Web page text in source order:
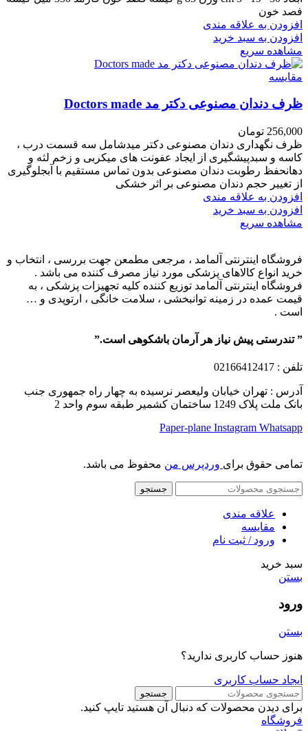
فصد خون
افزودن به علاقه مندی
افزودن به سبد خرید
مشاهده سریع
مقایسه
ظرف دندان مصنوعی دکتر مد Doctors made
256,000 تومان
ظرف نگهداری دندان مصنوعی دکتر میدشامل سه قسمت درب ،
کاسه و سبدپیشگیری از ایجاد عفونت های میکربی و زخم لثه و
دهانحفظ رطوبت دندان مصنوعی بدون تماس مستقیم با آبجلوگیری
از تغییر حجم دندان مصنوعی بر اثر خشکی
افزودن به علاقه مندی
افزودن به سبد خرید
مشاهده سریع
فروشگاه اینترنتی آلمامد ، مرجعی مطمعن جهت بررسی ، انتخاب و
خرید انواع کالاهای پزشکی مورد نیاز مصرف کننده می باشد .
فروشگاه اینترنتی آلمامد توزیع کننده کلیه تجهیزات پزشکی ، به
قیمت عمده در زمینه توانبخشی ، سلامت خانگی ، ارتوپدی و …
است .
” تندرستی پیش نیاز هر آرمان باشکوهی است.”
تلفن : 02166412417
آدرس : تهران خیابان ولیعصر نرسیده به چهار راه جمهوری جنب
بانک ملت پلاک 1249 ساختمان کشمیر طبقه سوم واحد 2
Paper-plane Instagram Whatsapp
تمامی حقوق برای وردپرس من محفوظ می باشد.
جستجو
علاقه مندی
مقایسه
ورود / ثبت نام
سبد خرید
بستن
ورود
بستن
هنوز حساب کاربری ندارید؟
ایجاد حساب کاربری
جستجو
برای دیدن محصولات که دنبال آن هستید تایپ کنید.
فروشگاه